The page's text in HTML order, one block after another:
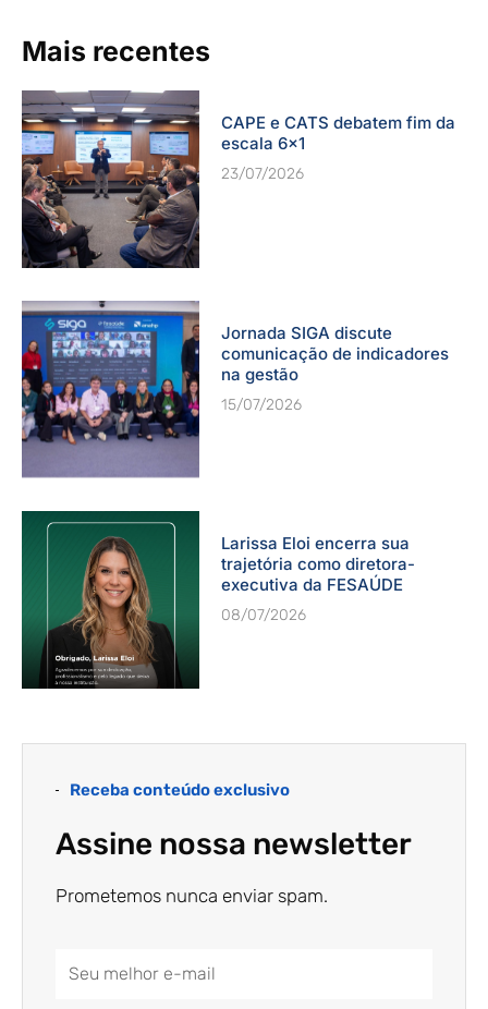
Mais recentes
CAPE e CATS debatem fim da
escala 6×1
23/07/2026
Jornada SIGA discute
comunicação de indicadores
na gestão
15/07/2026
Larissa Eloi encerra sua
trajetória como diretora-
executiva da FESAÚDE
08/07/2026
Receba conteúdo exclusivo
Assine nossa newsletter
Prometemos nunca enviar spam.